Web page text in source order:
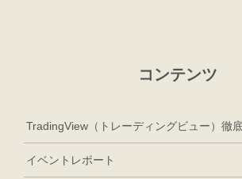
コンテンツ
TradingView（トレーディングビュー）徹
イベントレポート